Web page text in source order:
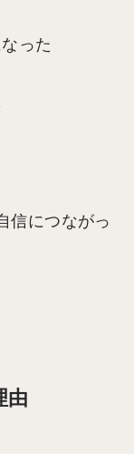
った
信につながっ
由